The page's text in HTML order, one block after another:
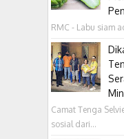
RMC - Labu siam
Camat Tenga
sosial dari...